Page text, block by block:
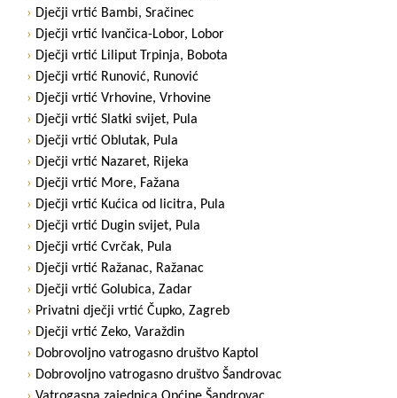
Dječji vrtić Bambi, Sračinec
Dječji vrtić Ivančica-Lobor, Lobor
Dječji vrtić Liliput Trpinja, Bobota
Dječji vrtić Runović, Runović
Dječji vrtić Vrhovine, Vrhovine
Dječji vrtić Slatki svijet, Pula
Dječji vrtić Oblutak, Pula
Dječji vrtić Nazaret, Rijeka
Dječji vrtić More, Fažana
Dječji vrtić Kućica od licitra, Pula
Dječji vrtić Dugin svijet, Pula
Dječji vrtić Cvrčak, Pula
Dječji vrtić Ražanac, Ražanac
Dječji vrtić Golubica, Zadar
Privatni dječji vrtić Čupko, Zagreb
Dječji vrtić Zeko, Varaždin
Dobrovoljno vatrogasno društvo Kaptol
Dobrovoljno vatrogasno društvo Šandrovac